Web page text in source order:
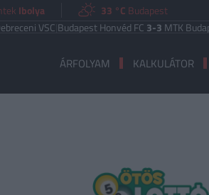
Ibolya 33 °C Budapest
VSC |Budapest Honvéd FC3-3 MTK Budapest
ÁRFOLYAM KALKULÁTOR